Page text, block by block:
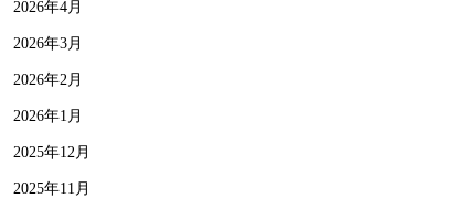
2026年4月
2026年3月
2026年2月
2026年1月
2025年12月
2025年11月